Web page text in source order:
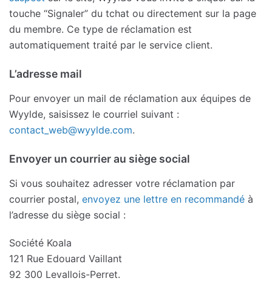
touche “Signaler” du tchat ou directement sur la page
du membre. Ce type de réclamation est
automatiquement traité par le service client.
L’adresse mail
Pour envoyer un mail de réclamation aux équipes de
Wyylde, saisissez le courriel suivant :
contact_web@wyylde.com.
Envoyer un courrier au siège social
Si vous souhaitez adresser votre réclamation par
courrier postal, envoyez une lettre en recommandé à
l’adresse du siège social :
Société Koala
121 Rue Edouard Vaillant
92 300 Levallois-Perret.